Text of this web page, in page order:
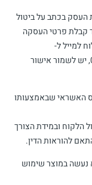
העסק בכתב על ביטול
ממועד קבלת פרטי העסקה
למייל ל-
sales@aroma-air.co.il או בפקס 073-7432-501, יש לשמור אישור
האשראי שבאמצעותו
הלקוח ובמידת הצורך
להוראות הדין.
במוצר שימוש